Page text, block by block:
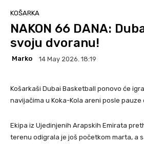
KOŠARKA
NAKON 66 DANA:
svoju dvoranu!
Marko 14 May 2026. 18:19
Košarkaši Dubai Basketball ponovo će
navijačima u Koka-Kola areni posle pauze
Ekipa iz Ujedinjenih Arapskih Emirata
terenu odigrala je još početkom marta, a